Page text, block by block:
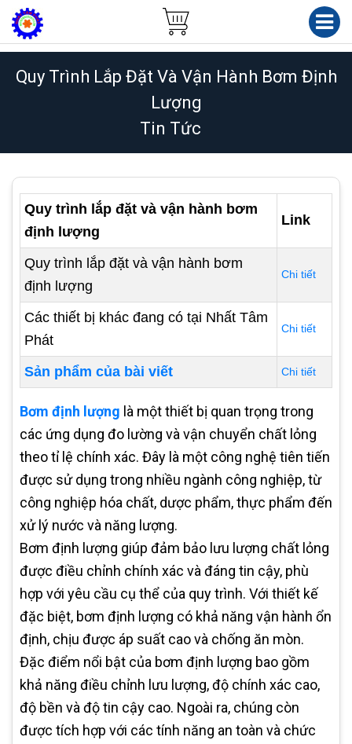
Quy Trình Lắp Đặt Và Vận Hành Bơm Định
Lượng
Tin Tức
Quy trình lắp đặt và vận hành bơm
định lượng
Link
Quy trình lắp đặt và vận hành bơm
định lượng
Chi tiết
Các thiết bị khác đang có tại Nhất Tâm
Phát
Chi tiết
Sản phẩm của bài viết Chi tiết
Bơm định lượng là một thiết bị quan trọng trong
các ứng dụng đo lường và vận chuyển chất lỏng
theo tỉ lệ chính xác. Đây là một công nghệ tiên tiến
được sử dụng trong nhiều ngành công nghiệp, từ
công nghiệp hóa chất, dược phẩm, thực phẩm đến
xử lý nước và năng lượng.
Bơm định lượng giúp đảm bảo lưu lượng chất lỏng
được điều chỉnh chính xác và đáng tin cậy, phù
hợp với yêu cầu cụ thể của quy trình. Với thiết kế
đặc biệt, bơm định lượng có khả năng vận hành ổn
định, chịu được áp suất cao và chống ăn mòn.
Đặc điểm nổi bật của bơm định lượng bao gồm
khả năng điều chỉnh lưu lượng, độ chính xác cao,
độ bền và độ tin cậy cao. Ngoài ra, chúng còn
được tích hợp với các tính năng an toàn và chức